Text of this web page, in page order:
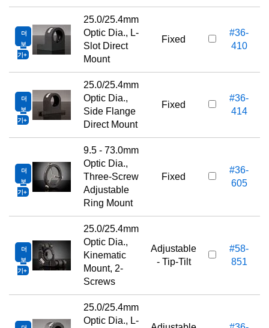
더
보
기
25.0/25.4mm
Optic Dia., L-
Slot Direct
Mount
Fixed
#36-
410
더
보
기
25.0/25.4mm
Optic Dia.,
Side Flange
Direct Mount
Fixed
#36-
414
더
보
기
9.5 - 73.0mm
Optic Dia.,
Three-Screw
Adjustable
Ring Mount
Fixed
#36-
605
더
보
기
25.0/25.4mm
Optic Dia.,
Kinematic
Mount, 2-
Screws
Adjustable
- Tip-Tilt
#58-
851
25.0/25.4mm
Optic Dia., L-